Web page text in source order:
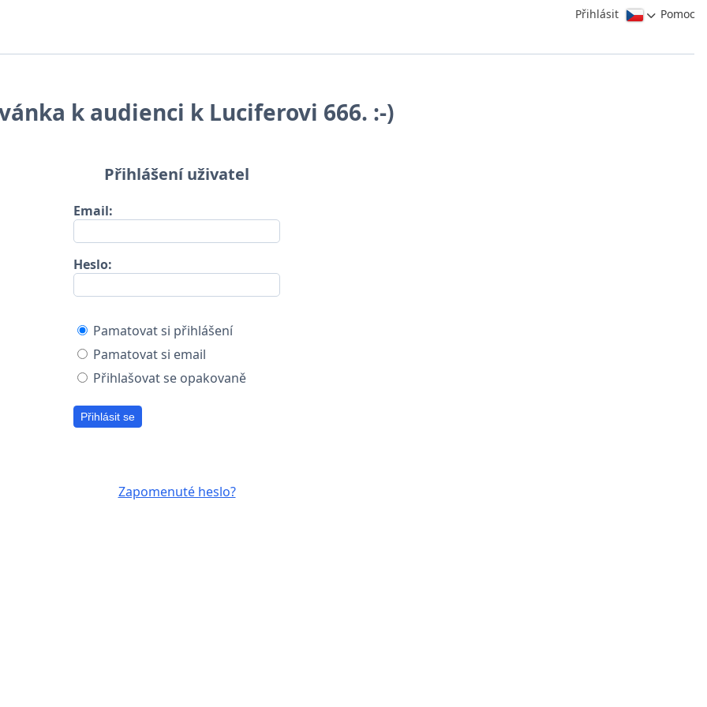
Přihlásit Pomoc
k audienci k Luciferovi 666. :-)
Přihlášení uživatel
Email:
Heslo:
Pamatovat si přihlášení
Pamatovat si email
Přihlašovat se opakovaně
Přihlásit se
Zapomenuté heslo?